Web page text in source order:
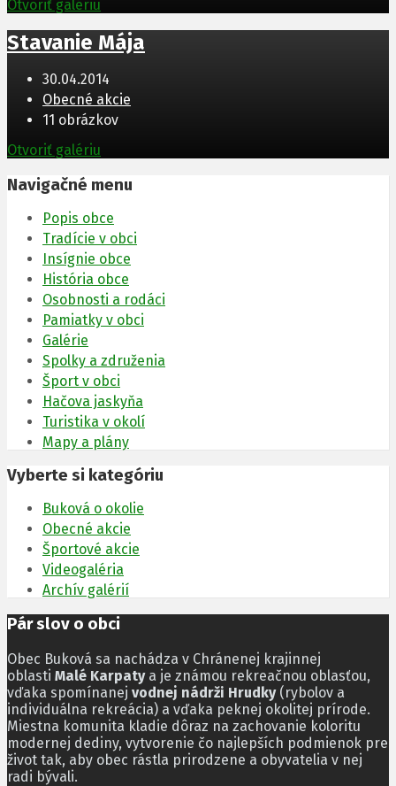
Otvoriť galériu
Stavanie Mája
30.04.2014
Obecné akcie
11 obrázkov
Otvoriť galériu
Navigačné menu
Popis obce
Tradície v obci
Insígnie obce
História obce
Osobnosti a rodáci
Pamiatky v obci
Galérie
Spolky a združenia
Šport v obci
Hačova jaskyňa
Turistika v okolí
Mapy a plány
Vyberte si kategóriu
Buková o okolie
Obecné akcie
Športové akcie
Videogaléria
Archív galérií
Pár slov o obci
Obec Buková sa nachádza v Chránenej krajinnej
oblasti Malé Karpatya je známou rekreačnou oblasťou,
vďaka spomínanej vodnej nádrži Hrudky(rybolov a
individuálna rekreácia) a vďaka peknej okolitej prírode.
Miestna komunita kladie dôraz na zachovanie koloritu
modernej dediny, vytvorenie čo najlepších podmienok pre
život tak, aby obec rástla prirodzene a obyvatelia v nej
radi bývali.